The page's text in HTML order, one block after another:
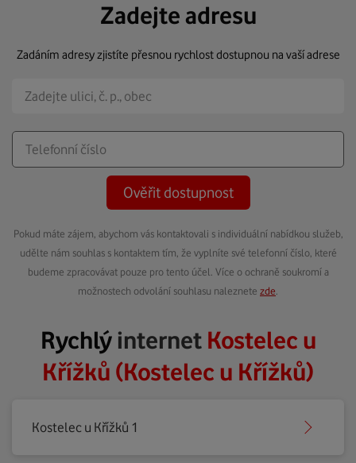
Zadejte adresu
Zadáním adresy zjistíte přesnou rychlost dostupnou na vaší adrese
Ověřit dostupnost
Pokud máte zájem, abychom vás kontaktovali s individuální nabídkou služeb,
udělte nám souhlas s kontaktem tím, že vyplníte své telefonní číslo, které
budeme zpracovávat pouze pro tento účel. Více o ochraně soukromí a
možnostech odvolání souhlasu naleznete zde
Rychlýinternet Kostelec u
Křížků (Kostelec u Křížků)
Kostelec u Křížků 1